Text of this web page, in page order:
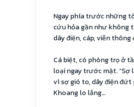
Ngay phía trước những
cứu hỏa gần như không
dây điện, cáp, viễn
Cá biệt, có phòng trọ ở
loại ngay trước mặt.
vì sợ gió to, dây điện đứt
Khoang lo lắng…